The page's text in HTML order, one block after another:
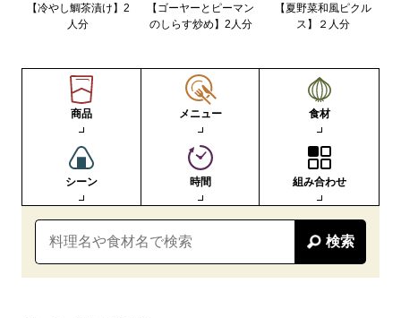
【冷やし鯛茶漬け】2
人分
【ゴーヤーとピーマン
のしらす炒め】2人分
【夏野菜和風ピクル
ス】２人分
商品 メニュー 食材
シーン 時間 組み合わせ
検索